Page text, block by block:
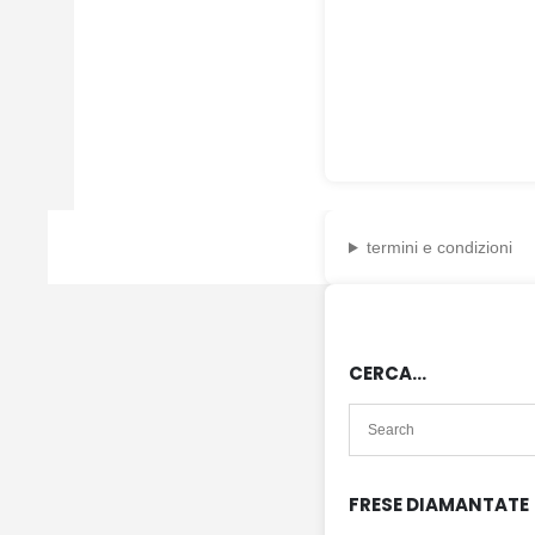
termini e condizioni
CERCA…
FRESE DIAMANTATE